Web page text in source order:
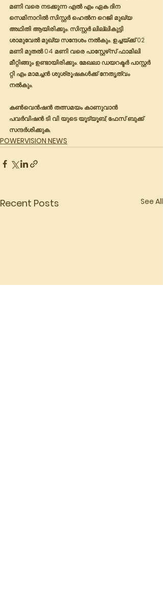
മണി വരെ നടക്കുന്ന എൽ എം ഏക ദിന
സെമിനാറിൽ സിസ്റ്റർ ഹെൽന റെജി മുഖ്യ
അഥിതി ആയിരിക്കും. സിസ്റ്റർ ലില്ലികുട്ടി
ശാമുവേൽ മുഖ്യ സന്ദേശം നൽകും. ഉച്ചയ്ക്ക് 02
മണി മുതൽ 04 മണി വരെ പാസ്റ്റേഴ്‌സ് ഫാമിലി
മീറ്റിങ്ങും ഉണ്ടായിരിക്കും. മേഖലാ ഡയറക്ടർ പാസ്റ്റർ
റ്റി എം മാമച്ചൻ ശുശ്രൂഷകൾക്ക് നേതൃത്വം
നൽകും.
കൺവെൻഷൻ തത്സമയം കാണുവാൻ
പവർവിഷൻ ടി വി യുടെ യൂട്യൂബ്, ഫേസ് ബുക്ക്
സന്ദർശിക്കുക.
POWERVISION NEWS
Recent Posts See All